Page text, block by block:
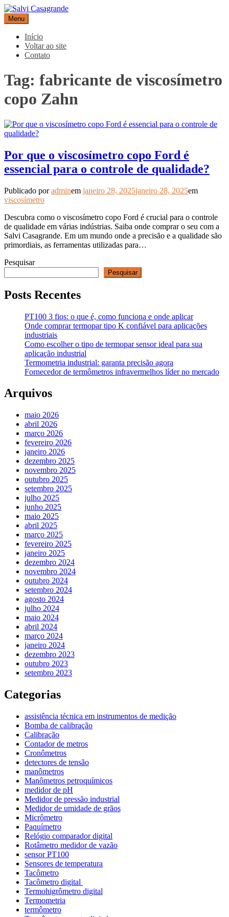
Pular
para
o
conteúdo
Salvi Casagrande
Especialistas em equipamentos de medição e automação
Menu
Início
Voltar ao site
Contato
Tag: fabricante de viscosímetro
copo Zahn
Por que o viscosímetro copo Ford é
essencial para o controle de qualidade?
Publicado poradminem janeiro 28, 2025janeiro 28, 2025em
viscosímetro
Descubra como o viscosímetro copo Ford é crucial para o controle
de qualidade em várias indústrias. Saiba onde comprar o seu com a
Salvi Casagrande. Em um mundo onde a precisão e a qualidade são
primordiais, as ferramentas utilizadas para…
Pesquisar
Pesquisar
Posts Recentes
PT100 3 fios: o que é, como funciona e onde aplicar
Onde comprar termopar tipo K confiável para aplicações
industriais
Como escolher o tipo de termopar sensor ideal para sua
aplicação industrial
Termometria industrial: garanta precisão agora
Fornecedor de termômetros infravermelhos líder no mercado
Arquivos
maio 2026
abril 2026
março 2026
fevereiro 2026
janeiro 2026
dezembro 2025
novembro 2025
outubro 2025
setembro 2025
julho 2025
junho 2025
maio 2025
abril 2025
março 2025
fevereiro 2025
janeiro 2025
dezembro 2024
novembro 2024
outubro 2024
setembro 2024
agosto 2024
julho 2024
maio 2024
abril 2024
março 2024
janeiro 2024
dezembro 2023
outubro 2023
setembro 2023
Categorias
assistência técnica em instrumentos de medição
Bomba de calibração
Calibração
Contador de metros
Cronômetros
detectores de tensão
manômetros
Manômetros petroquímicos
medidor de pH
Medidor de pressão industrial
Medidor de umidade de grãos
Micrômetro
Paquímetro
Relógio comparador digital
Rotâmetro medidor de vazão
sensor PT100
Sensores de temperatura
Tacômetro
Tacômetro digital
Termohigrômetro digital
Termometria
termômetro